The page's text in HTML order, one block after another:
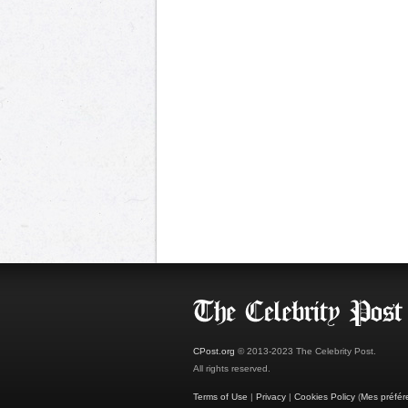
CPost.org © 2013-2023 The Celebrity Post.
All rights reserved.
Terms of Use | Privacy | Cookies Policy (Mes